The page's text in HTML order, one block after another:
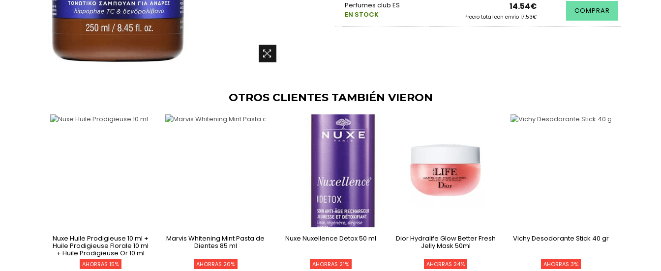
Perfumes club ES
EN STOCK
14.54€
Precio total con envío 17.53€
COMPRAR
OTROS CLIENTES TAMBIÉN VIERON
Nuxe Huile Prodigieuse 10 ml +
Huile Prodigieuse Florale 10 ml
+ Huile Prodigieuse Or 10 ml
AHORRAS 15%
Marvis Whitening Mint Pasta de
Dientes 85 ml
AHORRAS 26%
Nuxe Nuxellence Detox 50 ml
AHORRAS 21%
Dior Hydralife Glow Better Fresh
Jelly Mask 50ml
AHORRAS 24%
Vichy Desodorante Stick 40 gr
AHORRAS 3%